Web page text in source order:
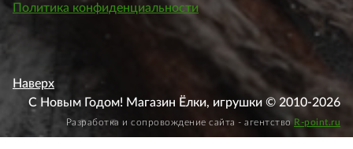
Политика конфиденциальности
Наверх
С Новым Годом! Магазин Ёлки, игрушки © 2010-2026
Разработка и сопровождение сайта - агентство R-point.ru